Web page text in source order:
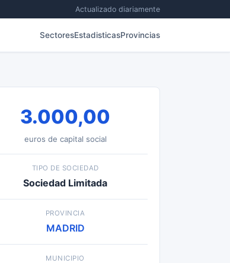
Actualizado diariamente
SectoresEstadisticasProvincias
3.000,00
euros de capital social
TIPO DE SOCIEDAD
Sociedad Limitada
PROVINCIA
MADRID
MUNICIPIO